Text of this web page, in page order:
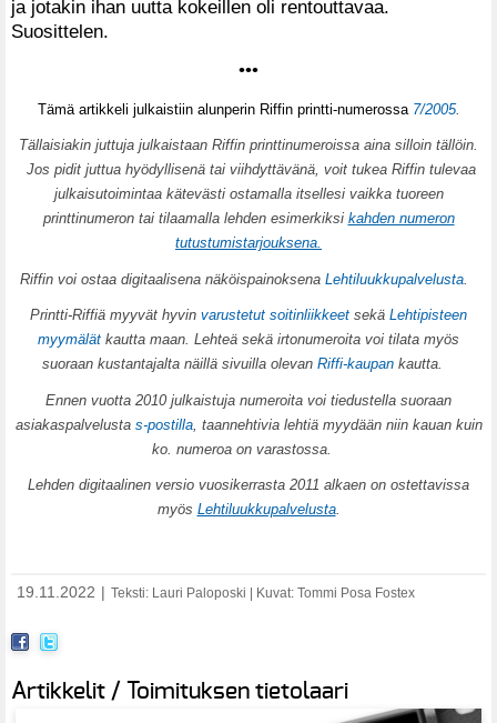
ja jotakin ihan uutta kokeillen oli rentouttavaa.
Suosittelen.
•••
Tämä artikkeli julkaistiin alunperin Riffin printti-numerossa 7/2005.
Tällaisiakin juttuja julkaistaan Riffin printtinumeroissa aina silloin tällöin.
Jos pidit juttua hyödyllisenä tai viihdyttävänä, voit tukea Riffin tulevaa
julkaisutoimintaa kätevästi ostamalla itsellesi vaikka tuoreen
printtinumeron tai tilaamalla lehden esimerkiksi kahden numeron
tutustumistarjouksena.
Riffin voi ostaa digitaalisena näköispainoksena Lehtiluukkupalvelusta
Printti-Riffiä myyvät hyvin varustetut soitinliikkeet sekä Lehtipisteen
myymälät kautta maan. Lehteä sekä irtonumeroita voi tilata myös
suoraan kustantajalta näillä sivuilla olevan Riffi-kaupankautta.
Ennen vuotta 2010 julkaistuja numeroita voi tiedustella suoraan
asiakaspalvelusta s-postilla, taannehtivia lehtiä myydään niin kauan kuin
ko. numeroa on varastossa.
Lehden digitaalinen versio vuosikerrasta 2011 alkaen on ostettavissa
myös Lehtiluukkupalvelusta.
19.11.2022 Teksti: Lauri Paloposki | Kuvat: Tommi Posa Fostex
Artikkelit / Toimituksen tietolaari